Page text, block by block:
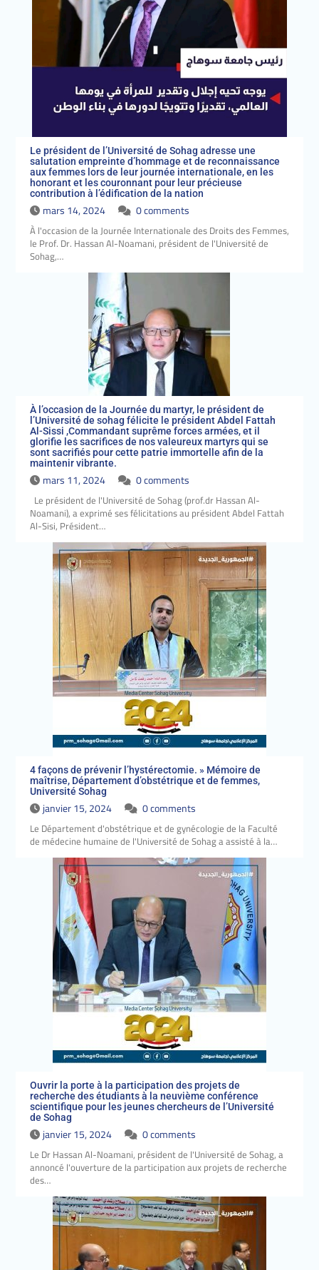
martyrs qui se sont sacrifiés
pour cette patrie immortelle
afin de la maintenir vibrante.
Le président de l’Université de Sohag adresse une
salutation empreinte d’hommage et de reconnaissance
aux femmes lors de leur journée internationale, en les
honorant et les couronnant pour leur précieuse
contribution à l’édification de la nation
mars 14, 2024 0 comments
À l'occasion de la Journée Internationale des Droits des Femmes,
le Prof. Dr. Hassan Al-Noamani, président de l'Université de
Sohag,…
À l’occasion de la Journée du martyr, le président de
l’Université de sohag félicite le président Abdel Fattah
Al-Sissi ,Commandant suprême forces armées, et il
glorifie les sacrifices de nos valeureux martyrs qui se
sont sacrifiés pour cette patrie immortelle afin de la
maintenir vibrante.
mars 11, 2024 0 comments
Le président de l'Université de Sohag (prof.dr Hassan Al-
Noamani), a exprimé ses félicitations au président Abdel Fattah
Al-Sisi, Président…
4 façons de prévenir l’hystérectomie. » Mémoire de
maîtrise, Département d’obstétrique et de femmes,
Université Sohag
janvier 15, 2024 0 comments
Le Département d'obstétrique et de gynécologie de la Faculté
de médecine humaine de l'Université de Sohag a assisté à la…
Ouvrir la porte à la participation des projets de
recherche des étudiants à la neuvième conférence
scientifique pour les jeunes chercheurs de l’Université
de Sohag
janvier 15, 2024 0 comments
Le Dr Hassan Al-Noamani, président de l'Université de Sohag, a
annoncé l'ouverture de la participation aux projets de recherche
des…